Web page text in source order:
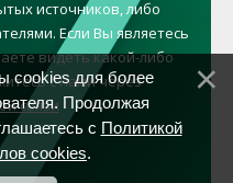
источников, либо
Если Вы являетесь
видеть какой-либо
с нами через
связи
cookies для более
Продолжая
с Политикой
cookies.